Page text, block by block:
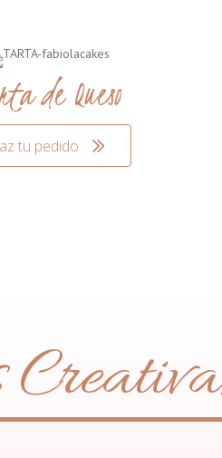
de Queso
tu pedido